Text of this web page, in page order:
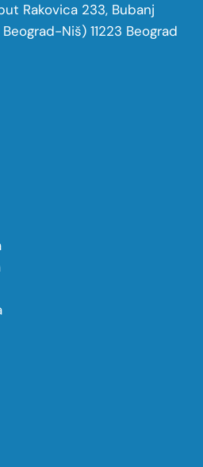
Rakovica 233, Bubanj
Niš) 11223 Beograd